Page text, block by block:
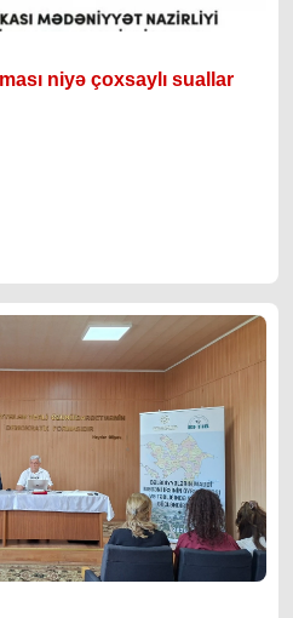
niyə çoxsaylı suallar